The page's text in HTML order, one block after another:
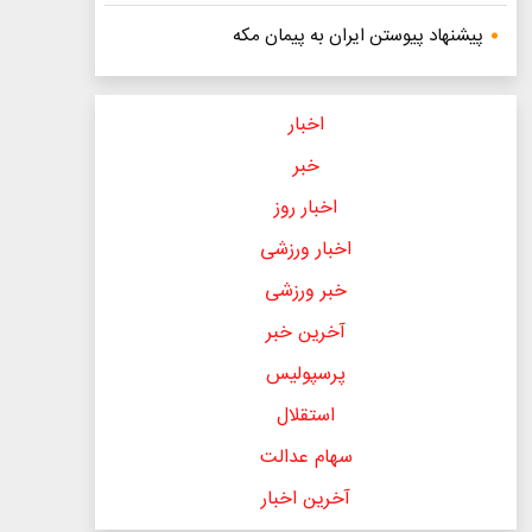
پیشنهاد پیوستن ایران به پیمان مکه
اخبار
خبر
اخبار روز
اخبار ورزشی
خبر ورزشی
آخرین خبر
پرسپولیس
استقلال
سهام عدالت
آخرین اخبار